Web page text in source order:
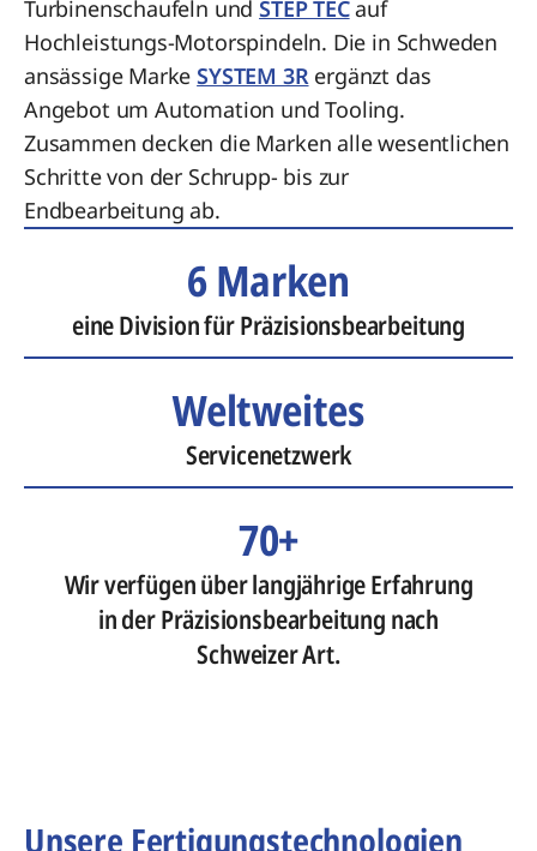
Turbinenschaufeln undSTEP TECauf
Hochleistungs-Motorspindeln. Die in Schweden
ansässige MarkeSYSTEM 3Rergänzt das
Angebot um Automation und Tooling.
Zusammen decken die Marken alle wesentlichen
Schritte von der Schrupp- bis zur
Endbearbeitung ab.
6 Marken
eine Division für Präzisionsbearbeitung
Weltweites
Servicenetzwerk
70+
Wir verfügen über langjährige Erfahrung
in der Präzisionsbearbeitung nach
Schweizer Art.
Unsere Fertigungstechnologien